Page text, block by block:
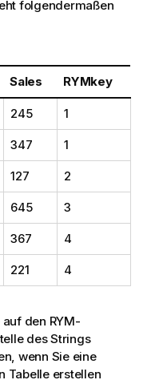
folgendermaßen
Sales RYMkey
245 1
347 1
127 2
645 3
367 4
221 4
den RYM-
des Strings
wenn Sie eine
Tabelle erstellen